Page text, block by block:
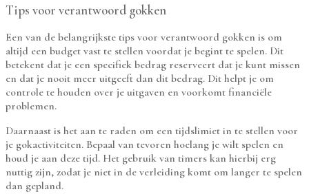
Tips voor verantwoord gokken
Een van de belangrijkste tips voor verantwoord gokken is om
altijd een budget vast te stellen voordat je begint te spelen. Dit
betekent dat je een specifiek bedrag reserveert dat je kunt missen
en dat je nooit meer uitgeeft dan dit bedrag. Dit helpt je om
controle te houden over je uitgaven en voorkomt financiële
problemen.
Daarnaast is het aan te raden om een tijdslimiet in te stellen voor
je gokactiviteiten. Bepaal van tevoren hoelang je wilt spelen en
houd je aan deze tijd. Het gebruik van timers kan hierbij erg
nuttig zijn, zodat je niet in de verleiding komt om langer te spelen
dan gepland.